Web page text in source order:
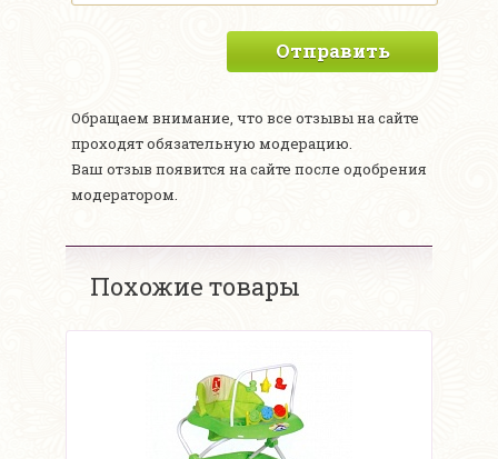
Отправить
Обращаем внимание, что все отзывы на сайте
проходят обязательную модерацию.
Ваш отзыв появится на сайте после одобрения
модератором.
Похожие товары